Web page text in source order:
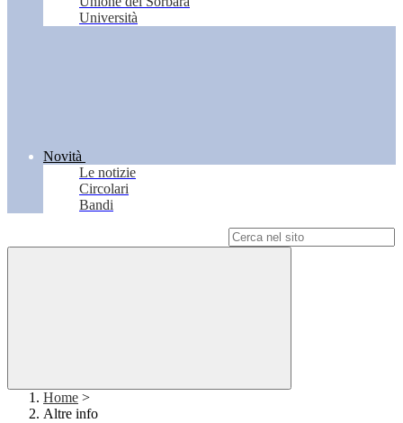
Università
Novità
Le notizie
Circolari
Bandi
Home >
Altre info